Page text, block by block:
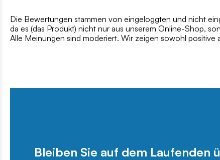
Die Bewertungen stammen von eingeloggten und nicht
da es (das Produkt) nicht nur aus unserem Online-Shop,
Alle Meinungen sind moderiert. Wir zeigen sowohl positive
Bleiben Sie auf dem Laufenden